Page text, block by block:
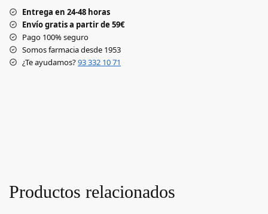
Entrega en 24-48 horas
Envío gratis a partir de 59€
Pago 100% seguro
Somos farmacia desde 1953
¿Te ayudamos?93 332 10 71
Productos relacionados